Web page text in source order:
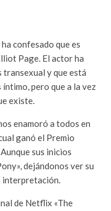
confesado que es
Page. El actor ha
transexual y que está
pero que a la vez
existe.
enamoró a todos en
ganó el Premio
sus inicios
dejándonos ver su
interpretación.
de Netflix «The